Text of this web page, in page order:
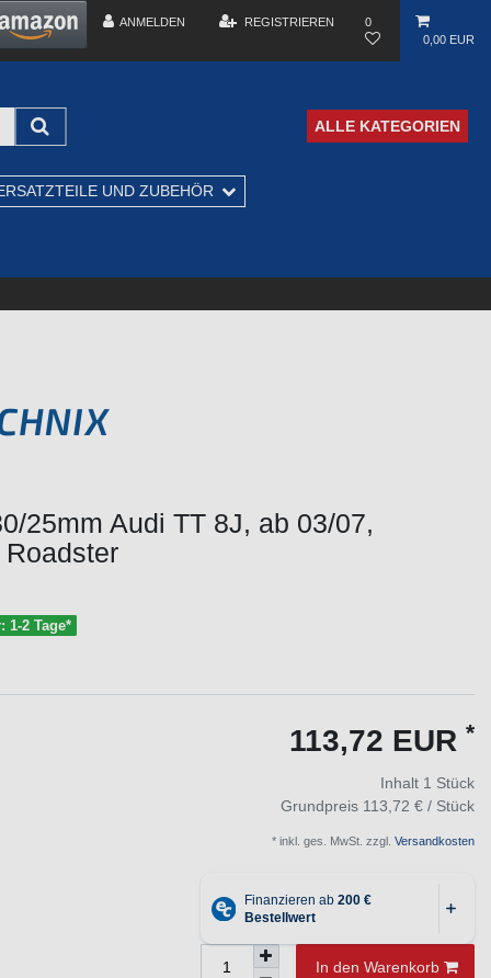
ANMELDEN REGISTRIEREN
0
0,00 EUR
ALLE KATEGORIEN
UND ZUBEHÖR
25mm Audi TT 8J, ab 03/07,
1-2 Tage*
113,72 EUR *
Inhalt 1 Stück
Grundpreis 113,72 € / Stück
* inkl. ges. MwSt. zzgl. Versandkosten
In den Warenkorb